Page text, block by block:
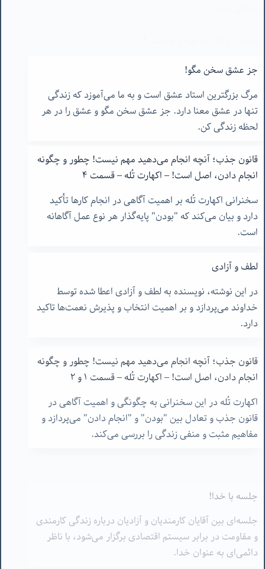
مقاله به بررسی اهمیت داشتن یک برنامه کلی در زندگی
می‌پردازد و عشق را به عنوان درفت اصلی زندگی معرفی
می‌کند، که باعث شناخت خود و دیگران می‌شود.
جز عشق سخن مگو!
مرگ بزرگترین استاد عشق است و به ما می‌آموزد که زندگی
تنها در عشق معنا دارد. جز عشق سخن مگو و عشق را در هر
لحظه زندگی کن.
قانون جذب؛ آنچه انجام می‌دهید مهم نیست! چطور و چگونه
انجام دادن، اصل است! – اکهارت تُله – قسمت ۴
سخنرانی اکهارت تُله بر اهمیت آگاهی در انجام کارها تأکید
دارد و بیان می‌کند که "بودن" پایه‌گذار هر نوع عمل آگاهانه
است.
لطف و آزادی
در این نوشته، نویسنده به لطف و آزادی اعطا شده توسط
خداوند می‌پردازد و بر اهمیت انتخاب و پذیرش نعمت‌ها تاکید
دارد.
قانون جذب؛ آنچه انجام می‌دهید مهم نیست! چطور و چگونه
انجام دادن، اصل است! – اکهارت تُله – قسمت ١ و ٢
اکهارت تُله در این سخنرانی به چگونگی و اهمیت آگاهی در
قانون جذب و تعادل بین "بودن" و "انجام دادن" می‌پردازد و
مفاهیم مثبت و منفی زندگی را بررسی می‌کند.
و مقاومت در برابر سیستم اقتصادی برگزار می‌شود، با ناظر
دائمی‌ای به عنوان خدا.
محدودیت ذهن و اعتماد به لحظه